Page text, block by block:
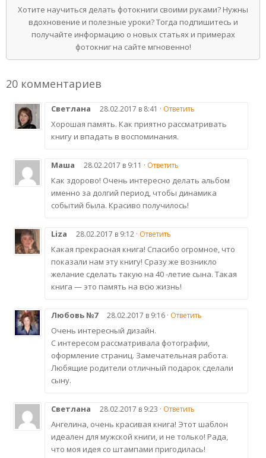
Хотите научиться делать фотокниги своими руками? Нужны
вдохновение и полезные уроки? Тогда подпишитесь и
получайте информацию о новых статьях и примерах
фотокниг на сайте мгновенно!
20 комментариев
Светлана 28.02.2017 в 8:41 · Ответить
Хорошая память. Как приятно рассматривать
книгу и впадать в воспоминания.
Маша 28.02.2017 в 9:11 · Ответить
Как здорово! Очень интересно делать альбом
именно за долгий период, чтобы динамика
событий была. Красиво получилось!
Liza 28.02.2017 в 9:12 · Ответить
Какая прекрасная книга! Спасибо огромное, что
показали нам эту книгу! Сразу же возникло
желание сделать такую на 40 -летие сына. Такая
книга — это память на всю жизнь!
Любовь №7 28.02.2017 в 9:16 · Ответить
Очень интересный дизайн.
С интересом рассматривала фотографии,
оформление страниц. Замечательная работа.
Любящие родители отличный подарок сделали
сыну.
Светлана 28.02.2017 в 9:23 · Ответить
Ангелина, очень красивая книга! Этот шаблон
идеален для мужской книги, и не только! Рада,
что моя идея со штампами пригодилась!